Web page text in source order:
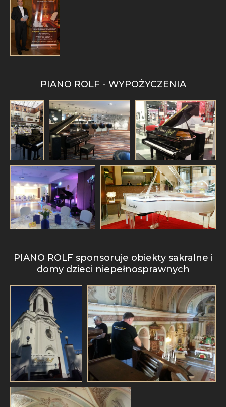
PIANO ROLF - WYPOŻYCZENIA
PIANO ROLF sponsoruje obiekty sakralne i
domy dzieci niepełnosprawnych